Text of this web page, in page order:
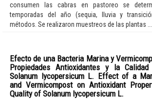
consumen las cabras en pastoreo se
temporadas del año (sequia, lluvia y
métodos. Se realizaron muestreos de las plantas ...
Efecto de una Bacteria Marina y
Propiedades Antioxidantes y la
Solanum lycopersicum L. Effect of a
and Vermicompost on Antioxidant
Quality of Solanum lycopersicum L.